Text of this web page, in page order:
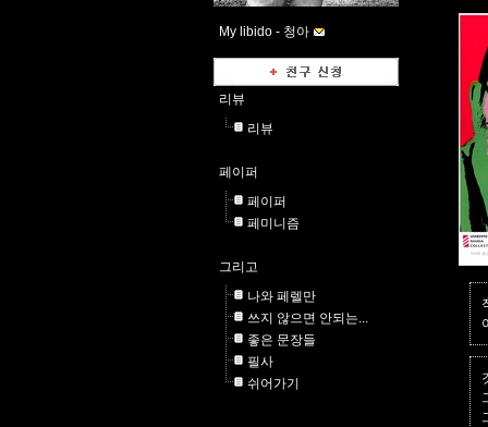
My libido - 청아
리뷰
리뷰
페이퍼
페이퍼
페미니즘
그리고
나와 페렐만
쓰지 않으면 안되는...
좋은 문장들
필사
쉬어가기